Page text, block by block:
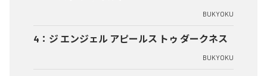
BUKYOKU
4 ： ジ エンジェル アピールス トゥ ダークネス
BUKYOKU